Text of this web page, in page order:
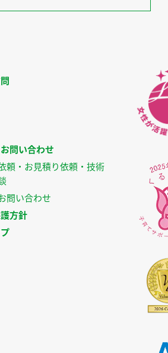
問い合わせ
頼・お見積り依頼・技術
問い合わせ
方針